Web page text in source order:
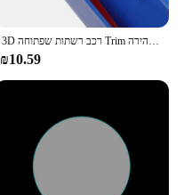
₪10.59